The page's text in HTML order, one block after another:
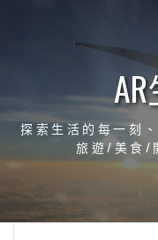
探索生活的每一刻
旅遊/美食/